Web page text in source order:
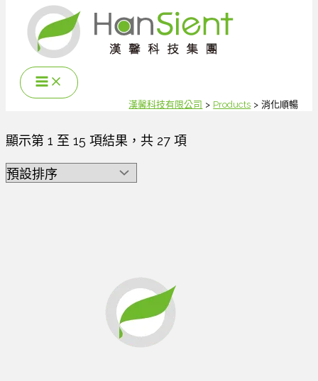
漢馨科技有限公司 Products 消化順暢
顯示第 1 至 15 項結果，共 27 項